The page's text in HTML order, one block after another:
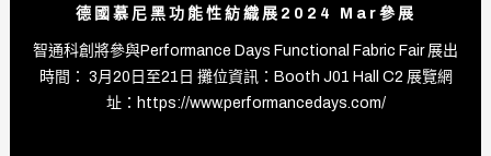
德國慕尼黑功能性紡織展2024 Mar參展
智通科創將參與Performance Days Functional Fabric Fair 展出
時間： 3月20日至21日 攤位資訊：Booth J01 Hall C2 展覽網
址：https://www.performancedays.com/